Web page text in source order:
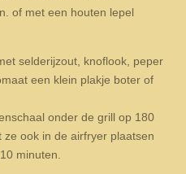
of met een houten lepel
selderijzout, knoflook, peper
een klein plakje boter of
onder de grill op 180
ook in de airfryer plaatsen
minuten.